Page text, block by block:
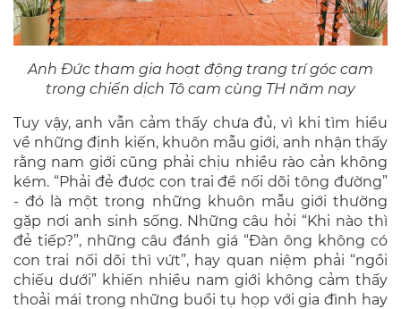
Anh Đức tham gia hoạt động trang trí góc cam
trong chiến dịch Tô cam cùng TH năm nay
Tuy vậy, anh vẫn cảm thấy chưa đủ, vì khi tìm hiểu
về những định kiến, khuôn mẫu giới, anh nhận thấy
rằng nam giới cũng phải chịu nhiều rào cản không
kém. “Phải đẻ được con trai để nối dõi tông đường”
- đó là một trong những khuôn mẫu giới thường
gặp nơi anh sinh sống. Những câu hỏi “Khi nào thì
đẻ tiếp?”, những câu đánh giá “Đàn ông không có
con trai nối dõi thì vứt”, hay quan niệm phải “ngồi
chiếu dưới” khiến nhiều nam giới không cảm thấy
thoải mái trong những buổi tụ họp với gia đình hay